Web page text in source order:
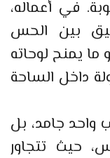
في أعماله،
بين الحس
يمنح لوحاته
داخل الساحة
واحد جامد، بل
حيث تتجاور